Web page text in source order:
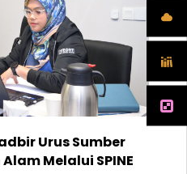
Urus Sumber
Melalui SPINE